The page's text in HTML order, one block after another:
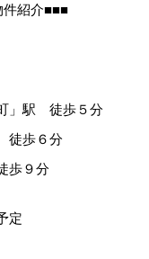
件紹介■■■
」駅 徒歩５分
歩６分
９分
定